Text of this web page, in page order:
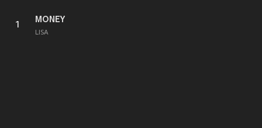
1
MONEY
LISA